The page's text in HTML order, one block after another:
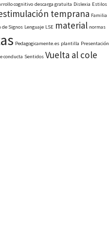
cognitivo descarga gratuita Dislexia Estilos
temprana Familia
de Signos Lenguaje LSE material normas
Pedagogicamente.es plantilla Presentación
conducta Sentidos Vuelta al cole